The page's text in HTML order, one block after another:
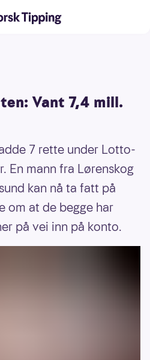
Vant 7,4 mill.
7 rette under Lotto-
En mann fra Lørenskog
kan nå ta fatt på
om at de begge har
på vei inn på konto.